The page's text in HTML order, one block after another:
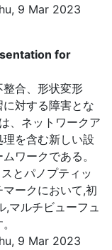
9 Mar 2023
for
整合、形状変形
対する障害とな
、ネットワークア
を含む新しい設
ワークである。
とパノプティッ
ークにおいて,初
,マルチビューフュ
9 Mar 2023